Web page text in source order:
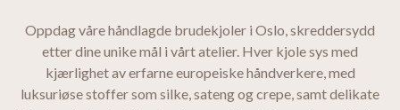
NO BLI PARTNER
Oppdag våre håndlagde brudekjoler i Oslo, skreddersydd
etter dine unike mål i vårt atelier. Hver kjole sys med
kjærlighet av erfarne europeiske håndverkere, med
luksuriøse stoffer som silke, sateng og crepe, samt delikate